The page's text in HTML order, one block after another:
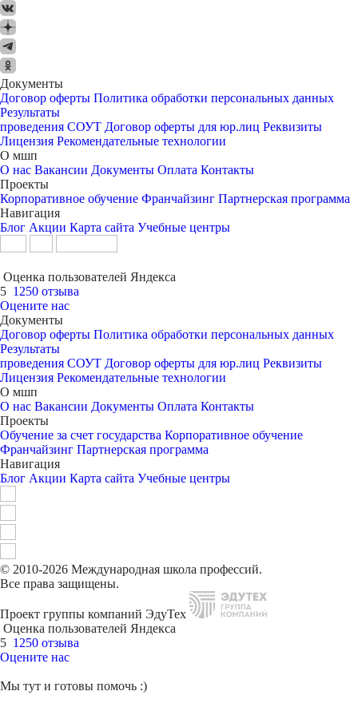
Документы
Договор оферты Политика обработки персональных данных
Результаты
проведения СОУТ Договор оферты для юр.лиц Реквизиты
Лицензия Рекомендательные технологии
О мшп
О нас Вакансии Документы Оплата Контакты
Проекты
Корпоративное обучение Франчайзинг Партнерская программа
Навигация
Блог Акции Карта сайта Учебные центры
Оценка пользователей Яндекса
5 1250 отзыва
Оцените нас
Документы
Договор оферты Политика обработки персональных данных
Результаты
проведения СОУТ Договор оферты для юр.лиц Реквизиты
Лицензия Рекомендательные технологии
О мшп
О нас Вакансии Документы Оплата Контакты
Проекты
Обучение за счет государства Корпоративное обучение
Франчайзинг Партнерская программа
Навигация
Блог Акции Карта сайта Учебные центры
© 2010-2026 Международная школа профессий.
Все права защищены.
Проект группы компаний ЭдуТех
Оценка пользователей Яндекса
5 1250 отзыва
Оцените нас
Мы тут и готовы помочь :)